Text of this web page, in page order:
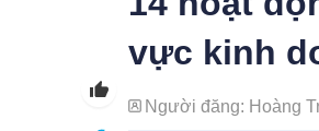
vực kinh
Người đăng: Hoàng